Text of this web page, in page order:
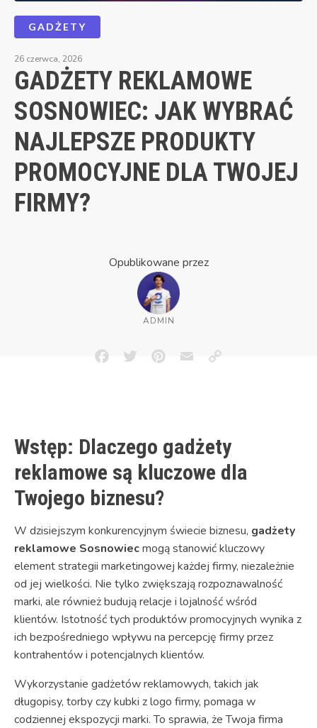
GADŻETY
26 czerwca, 2026
GADŻETY REKLAMOWE
SOSNOWIEC: JAK WYBRAĆ
NAJLEPSZE PRODUKTY
PROMOCYJNE DLA TWOJEJ
FIRMY?
Opublikowane przez
ADMIN
FacebookTwitterPinterestEmailCopy
Wstęp: Dlaczego gadżety
reklamowe są kluczowe dla
Twojego biznesu?
W dzisiejszym konkurencyjnym świecie biznesu, gadżety
reklamowe Sosnowiecmogą stanowić kluczowy
element strategii marketingowej każdej firmy, niezależnie
od jej wielkości. Nie tylko zwiększają rozpoznawalność
marki, ale również budują relacje i lojalność wśród
klientów. Istotność tych produktów promocyjnych wynika z
ich bezpośredniego wpływu na percepcję firmy przez
kontrahentów i potencjalnych klientów.
Wykorzystanie gadżetów reklamowych, takich jak
długopisy, torby czy kubki z logo firmy, pomaga w
codziennej ekspozycji marki. To sprawia, że Twoja firma